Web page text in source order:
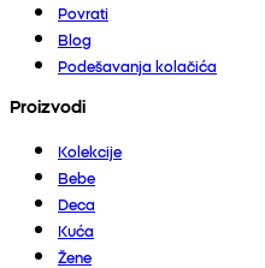
Povrati
Blog
Podešavanja kolačića
Proizvodi
Kolekcije
Bebe
Deca
Kuća
Žene